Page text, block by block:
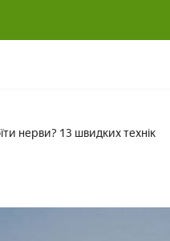
нерви? 13 швидких технік